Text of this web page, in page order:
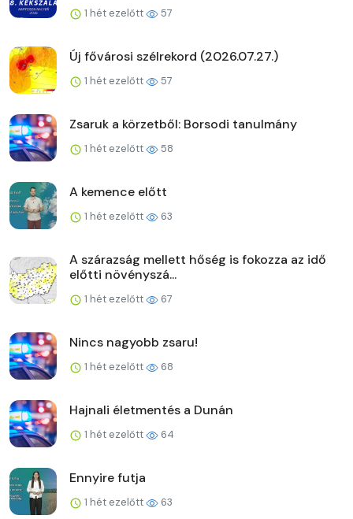
1 hét ezelőtt 57
Új fővárosi szélrekord (2026.07.27.)
1 hét ezelőtt 57
Zsaruk a körzetből: Borsodi tanulmány
1 hét ezelőtt 58
A kemence előtt
1 hét ezelőtt 63
A szárazság mellett hőség is fokozza az idő
előtti növényszá...
1 hét ezelőtt 67
Nincs nagyobb zsaru!
1 hét ezelőtt 68
Hajnali életmentés a Dunán
1 hét ezelőtt 64
Ennyire futja
1 hét ezelőtt 63